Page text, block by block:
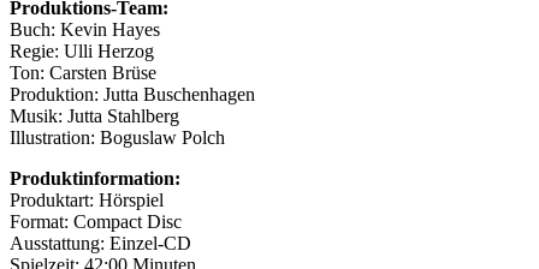
Produktions-Team:
Buch: Kevin Hayes
Regie: Ulli Herzog
Ton: Carsten Brüse
Produktion: Jutta Buschenhagen
Musik: Jutta Stahlberg
Illustration: Boguslaw Polch
Produktinformation:
Produktart: Hörspiel
Format: Compact Disc
Ausstattung: Einzel-CD
Spielzeit: 42:00 Minuten